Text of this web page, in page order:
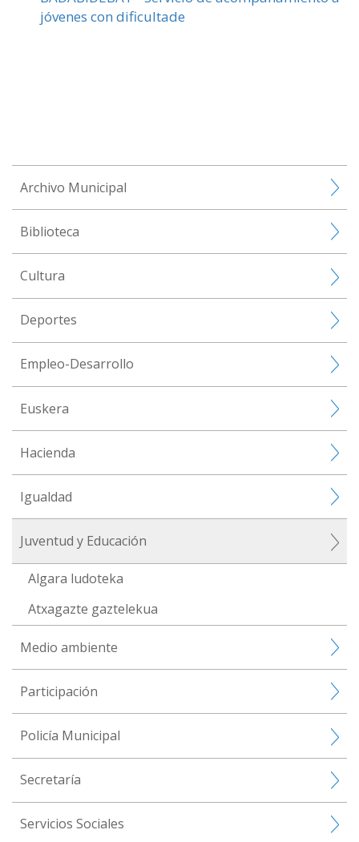
jóvenes con dificultade
Archivo Municipal
Biblioteca
Cultura
Deportes
Empleo-Desarrollo
Euskera
Hacienda
Igualdad
Juventud y Educación
Algara ludoteka
Atxagazte gaztelekua
Medio ambiente
Participación
Policía Municipal
Secretaría
Servicios Sociales